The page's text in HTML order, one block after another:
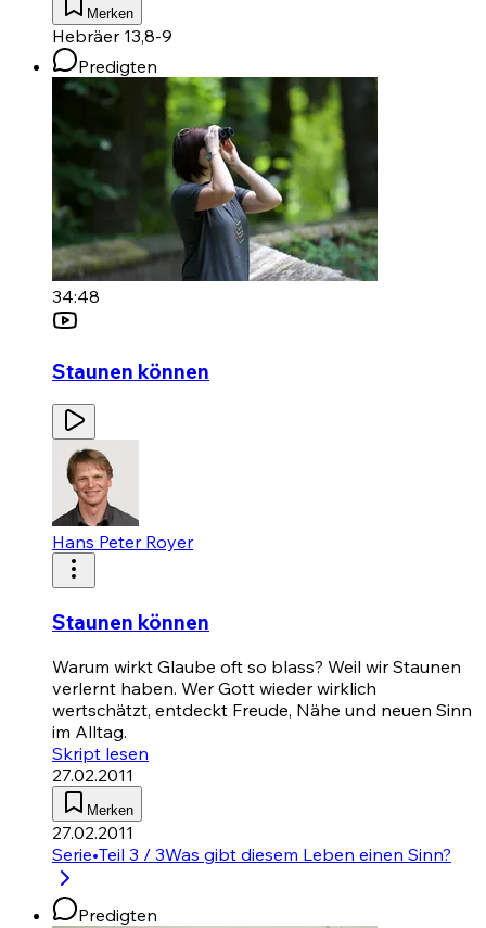
Merken
Hebräer 13,8-9
Predigten
34:48
Staunen können
Hans Peter Royer
Staunen können
Warum wirkt Glaube oft so blass? Weil wir Staunen
verlernt haben. Wer Gott wieder wirklich
wertschätzt, entdeckt Freude, Nähe und neuen Sinn
im Alltag.
Skript lesen
27.02.2011
Merken
27.02.2011
Serie•Teil 3 / 3Was gibt diesem Leben einen Sinn?
Predigten